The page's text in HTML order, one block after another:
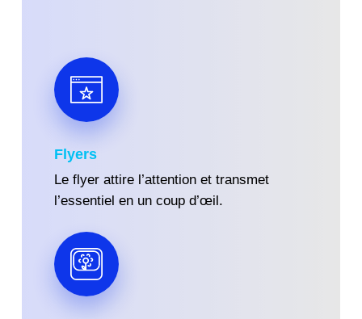
Flyers
Le flyer attire l’attention et transmet
l’essentiel en un coup d’œil.